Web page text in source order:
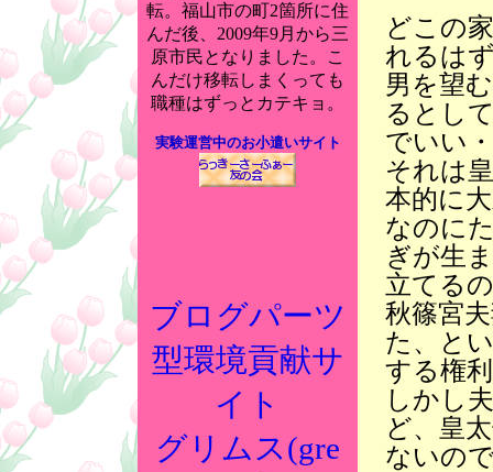
転。福山市の町2箇所に住
んだ後、2009年9月から三
原市民となりました。こ
んだけ移転しまくっても
職種はずっとカテキョ。
実験運営中のお小遣いサイト
ブログパーツ
型環境貢献サ
イト
グリムス(gre
どこの
れるは
男を望
るとし
でいい
それは
本的に
なのに
ぎが生
立てる
秋篠宮
た、と
する権
しかし
ど、皇
ないの